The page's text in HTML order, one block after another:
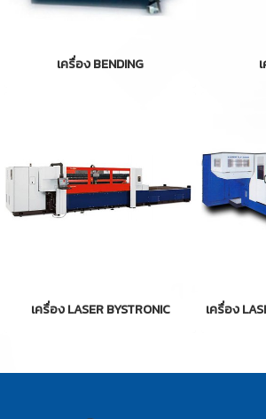
เครื่อง BENDING
เครื่อง LASER BYSTRONIC เครื่อง